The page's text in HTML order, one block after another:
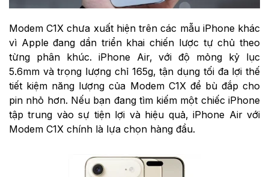
Modem C1X chưa xuất hiện trên các mẫu iPhone khác
vì Apple đang dần triển khai chiến lược tự chủ theo
từng phân khúc. iPhone Air, với độ mỏng kỷ lục
5.6mm và trọng lượng chỉ 165g, tận dụng tối đa lợi thế
tiết kiệm năng lượng của Modem C1X để bù đắp cho
pin nhỏ hơn. Nếu bạn đang tìm kiếm một chiếc iPhone
tập trung vào sự tiện lợi và hiệu quả, iPhone Air với
Modem C1X chính là lựa chọn hàng đầu.